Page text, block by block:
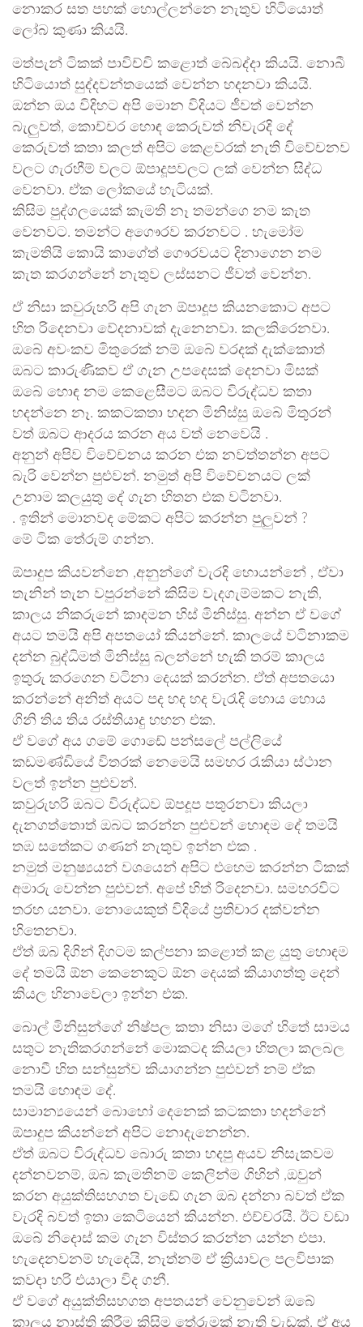
නොකර සත පහක් හොල්ලන්නෙ නැතුව හිටියොත්
ලෝබ කුණා කියයි.
මත්පැන් ටිකක් පාවිච්චි කළොත් බේබද්දා කියයි. නොබී
හිටියොත් සුද්දවන්තයෙක් වෙන්න හදනවා කියයි.
ඔන්න ඔය විදිහට අපි මොන විදියට ජීවත් වෙන්න
බැලුවත්, කොච්චර හොඳ කෙරුවත් නිවැරදි දේ
කෙරුවත් කතා කලත් අපිට කෙළවරක් නැති විවේචනව
වලට ගැරහීම් වලට ඕපාදූපවලට ලක් වෙන්න සිද්ධ
වෙනවා. ඒක ලෝකයේ හැටියක්.
කිසිම පුද්ගලයෙක් කැමති නෑ තමන්ගෙ නම කැත
වෙනවට. තමන්ට අගෞරව කරනවට . හැමෝම
කැමතියි කොයි කාගේත් ගෞරවයට දිනාගෙන නම
කැත කරගන්නේ නැතුව ලස්සනට ජීවත් වෙන්න.
ඒ නිසා කවුරුහරි අපි ගැන ඕපාදූප කියනකොට අපට
හිත රිදෙනවා වේදනාවක් දැනෙනවා. කලකිරෙනවා.
ඔබේ අවංකව මිතුරෙක් නම් ඔබේ වරදක් දැක්කොත්
ඔබට කාරුණිකව ඒ ගැන උපදෙසක් දෙනවා මිසක්
ඔබේ හොඳ නම කෙළෙසීමට ඔබට විරුද්ධව කතා
හදන්නෙ නෑ. කකටකතා හදන මිනිස්සු ඔබේ මිතුරන්
වත් ඔබට ආදරය කරන අය වත් නෙවෙයි .
අනුන් අපිව විවේචනය කරන එක නවත්තන්න අපට
බැරි වෙන්න පුළුවන්. නමුත් අපි විවේචනයට ලක්
උනාම කලයුතු දේ ගැන හිතන එක වටිනවා.
. ඉතින් මොනවද මේකට අපිට කරන්න පුලුවන් ?
මේ ටික තේරුම් ගන්න.
ඕපාදුප කියවන්නෙ ,අනුන්ගේ වැරදි හොයන්නේ , ඒවා
තැනින් තැන වපුරන්නේ කිසිම වැදගැම්මකට නැති,
කාලය නිකරුනේ කාදමන හිස් මිනිස්සු. අන්න ඒ වගේ
අයට තමයි අපි අපතයෝ කියන්නේ. කාලයේ වටිනාකම
දන්න බුද්ධිමත් මිනිස්සු බලන්නේ හැකි තරම් කාලය
ඉතුරු කරගෙන වටිනා දෙයක් කරන්න. ඒත් අපතයො
කරන්නේ අනිත් අයට පද හද හද වැරැදි හොය හොය
ගිනි තිය තිය රස්තියාදු හහන එක.
ඒ වගේ අය ගමේ ගොඩේ පන්සලේ පල්ලියේ
කඩමණ්ඩියේ විතරක් නෙමෙයි සමහර රැකියා ස්ථාන
වලත් ඉන්න පුළුවන්.
කවුරුහරි ඔබට විරුද්ධව ඕපදූප පතුරනවා කියලා
දැනගත්තොත් ඔබට කරන්න පුළුවන් හොඳම දේ තමයි
තඹ සතේකට ගණන් නැතුව ඉන්න එක .
නමුත් මනුෂ්‍යයන් වශයෙන් අපිට එහෙම කරන්න ටිකක්
අමාරු වෙන්න පුළුවන්. අපේ හිත් රිදෙනවා. සමහරවිට
තරහ යනවා. නොයෙකුත් විදියේ ප්‍රතිචාර දක්වන්න
හිතෙනවා.
ඒත් ඔබ දිගින් දිගටම කල්පනා කළොත් කළ යුතු හොඳම
දේ තමයි ඕන කෙනෙකුට ඕන දෙයක් කියාගත්තු දෙන්
කියල හිනාවෙලා ඉන්න එක.
බොල් මිනිසුන්ගේ නිෂ්පල කතා නිසා මගේ හිතේ සාමය
සතුට නැතිකරගන්නේ මොකටද කියලා හිතලා කලබල
නොවී හිත සන්සුන්ව කියාගන්න පුළුවන් නම් ඒක
තමයි හොඳම දේ.
සාමාන්‍යයෙන් බොහෝ දෙනෙක් කටකතා හදන්නේ
ඕපාදුප කියන්නේ අපිට නොදැනෙන්න.
ඒත් ඔබට විරුද්ධව බොරු කතා හදපු අයව නිසැකවම
දන්නවනම්, ඔබ කැමතිනම් කෙලින්ම ගිහින් ,ඔවුන්
කරන අයුක්තිසහගත වැඩේ ගැන ඔබ දන්නා බවත් ඒක
වැරදි බවත් ඉතා කෙටියෙන් කියන්න. එච්චරයි. ඊට වඩා
ඔබේ නිදොස් කම ගැන විස්තර කරන්න යන්න එපා.
හැදෙනවනම් හැදෙයි, නැත්නම් ඒ ක්‍රියාවල පලවිපාක
කවදා හරි එයාලා විද ගනී.
ඒ වගේ අයුක්තිසහගත අපතයන් වෙනුවෙන් ඔබේ
කාලය නාස්ති කිරීම කිසිම තේරුමක් නැති වැඩක්. ඒ අය